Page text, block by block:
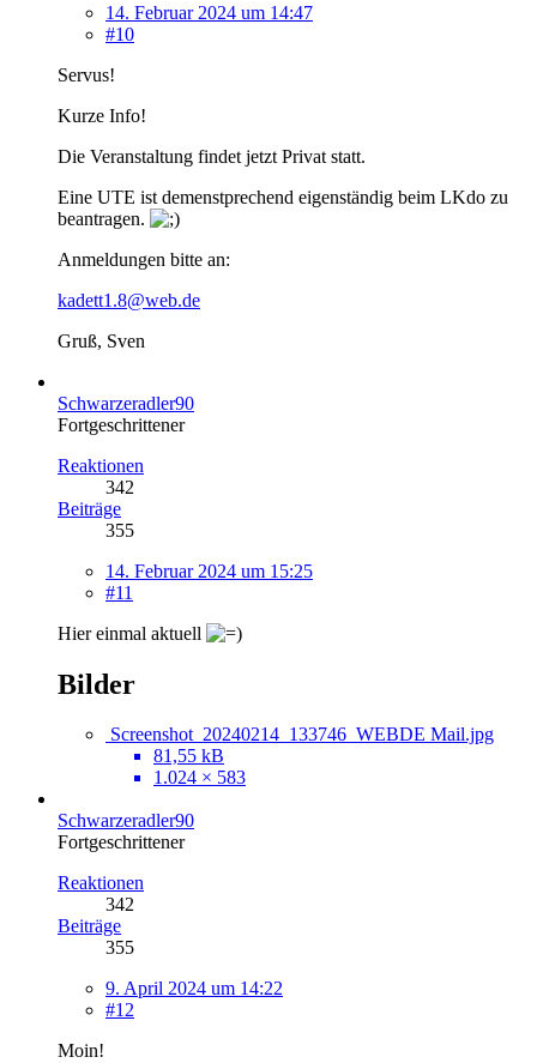
14. Februar 2024 um 14:47
#10
Servus!
Kurze Info!
Die Veranstaltung findet jetzt Privat statt.
Eine UTE ist demenstprechend eigenständig beim LKdo zu
beantragen.
Anmeldungen bitte an:
kadett1.8@web.de
Gruß, Sven
Schwarzeradler90
Fortgeschrittener
Reaktionen
342
Beiträge
355
14. Februar 2024 um 15:25
#11
Hier einmal aktuell
Bilder
Screenshot_20240214_133746_WEBDE Mail.jpg
81,55 kB
1.024 × 583
Schwarzeradler90
Fortgeschrittener
Reaktionen
342
Beiträge
355
9. April 2024 um 14:22
#12
Moin!